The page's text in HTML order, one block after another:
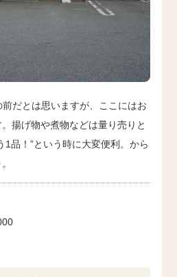
だとは思いますが、ここにはお
揚げ物や煮物などは量り売りと
1品！”という時に大変便利。から